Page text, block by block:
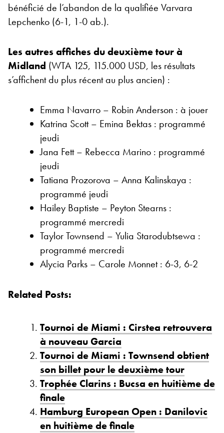
bénéficié de l’abandon de la qualifiée Varvara
Lepchenko (6-1, 1-0 ab.).
Les autres affiches du deuxième tour à
Midland (WTA 125, 115.000 USD, les résultats
s’affichent du plus récent au plus ancien) :
Emma Navarro – Robin Anderson : à jouer
Katrina Scott – Emina Bektas : programmé
jeudi
Jana Fett – Rebecca Marino : programmé
jeudi
Tatiana Prozorova – Anna Kalinskaya :
programmé jeudi
Hailey Baptiste – Peyton Stearns :
programmé mercredi
Taylor Townsend – Yulia Starodubtsewa :
programmé mercredi
Alycia Parks – Carole Monnet : 6-3, 6-2
Related Posts:
Tournoi de Miami : Cirstea retrouvera
à nouveau Garcia
Tournoi de Miami : Townsend obtient
son billet pour le deuxième tour
Trophée Clarins : Bucsa en huitième de
finale
Hamburg European Open : Danilovic
en huitième de finale